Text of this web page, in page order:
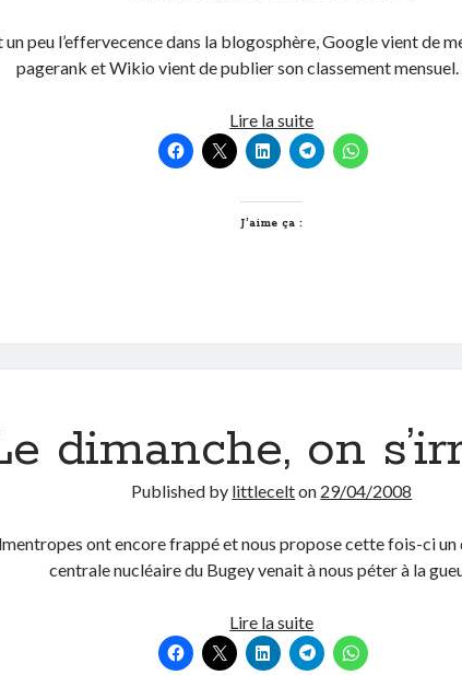
un peu l’effervecence dans la blogosphère, Google vient de
pagerank et Wikio vient de publier son classement mensuel.
Lire la suiteClassement
Wikio
et
J’aime ça :
dimanche, on
Published by littlecelton 29/04/2008
ont encore frappé et nous propose cette fois-ci
centrale nucléaire du Bugey venait à nous péter à la
Lire la suiteLe
dimanche,